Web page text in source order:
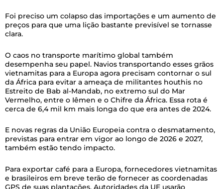
Foi preciso um colapso das importações e um aumento de
preços para que uma lição bastante previsível se tornasse
clara.
O caos no transporte marítimo global também
desempenha seu papel. Navios transportando esses grãos
vietnamitas para a Europa agora precisam contornar o sul
da África para evitar a ameaça de militantes houthis no
Estreito de Bab al-Mandab, no extremo sul do Mar
Vermelho, entre o Iêmen e o Chifre da África. Essa rota é
cerca de 6,4 mil km mais longa do que era antes de 2024.
E novas regras da União Europeia contra o desmatamento,
previstas para entrar em vigor ao longo de 2026 e 2027,
também estão tendo impacto.
Para exportar café para a Europa, fornecedores vietnamitas
e brasileiros em breve terão de fornecer as coordenadas
GPS de suas plantações. Autoridades da UE usarão